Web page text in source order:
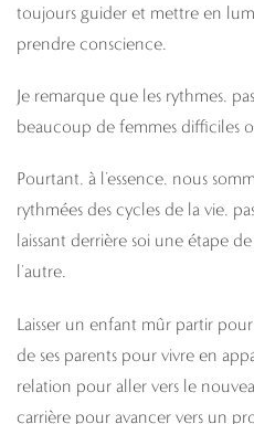
toujours guider et mettre en
prendre conscience.
Je remarque que les rythmes,
beaucoup de femmes difficiles
Pourtant, à l’essence, nous
rythmées des cycles de la vie,
laissant derrière soi une étape
l’autre.
Laisser un enfant mûr partir
de ses parents pour vivre en
relation pour aller vers le
carrière pour avancer vers un